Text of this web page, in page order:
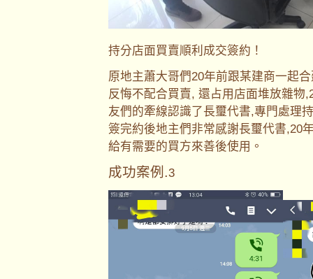
持分店面買賣順利成交簽約！
原地主蕭大哥們20年前跟某建商一起
反悔不配合買賣, 還占用店面堆放雜物
友們的牽線認識了長璽代書,專門處理
簽完約後地主們非常感謝長璽代書,20
給有需要的買方來善後使用。
成功案例.3